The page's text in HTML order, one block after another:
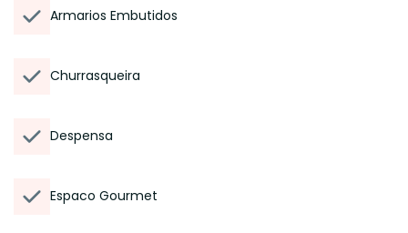
Armarios Embutidos
Churrasqueira
Despensa
Espaco Gourmet